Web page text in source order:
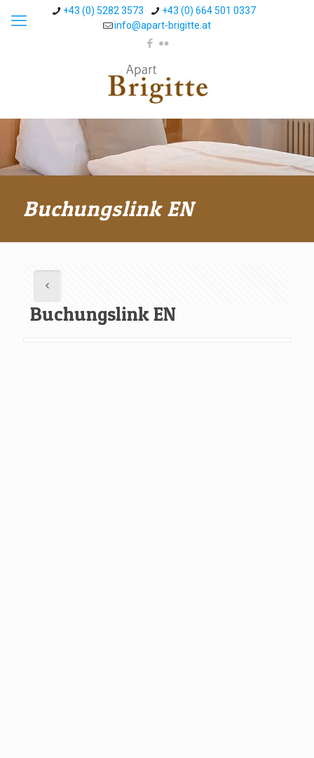
+43 (0) 5282 3573
+43 (0) 664 501 0337
info@apart-brigitte.at
Buchungslink EN
Buchungslink EN